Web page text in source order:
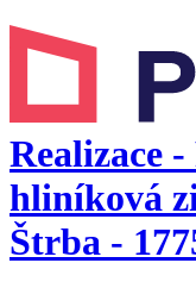
Realizace
hliníková
Štrba -